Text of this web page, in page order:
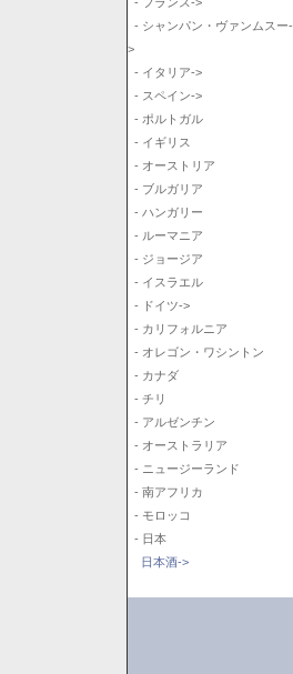
- シャンパン・ヴァンムスー-
>
- イタリア->
- スペイン->
- ポルトガル
- イギリス
- オーストリア
- ブルガリア
- ハンガリー
- ルーマニア
- ジョージア
- イスラエル
- ドイツ->
- カリフォルニア
- オレゴン・ワシントン
- カナダ
- チリ
- アルゼンチン
- オーストラリア
- ニュージーランド
- 南アフリカ
- モロッコ
- 日本
日本酒->